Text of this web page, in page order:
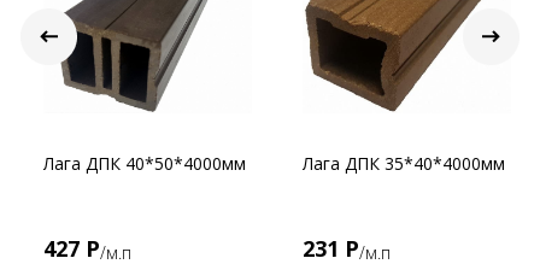
Лага ДПК 40*50*4000мм
427 Р/м.п
Лага ДПК 35*40*4000мм
231 Р/м.п